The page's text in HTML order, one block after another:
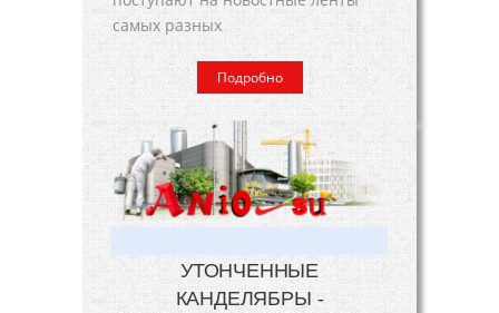
самых разных
Подробно
УТОНЧЕННЫЕ
КАНДЕЛЯБРЫ -